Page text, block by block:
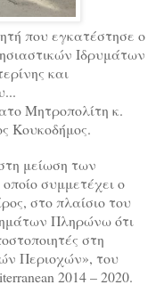
που εγκατέστησε ο
Ιδρυμάτων
και
Μητροπολίτη κ.
Κουκοδήμος.
μείωση των
συμμετέχει ο
στο πλαίσιο του
Πληρώνω ότι
στη
Περιοχών», του
2014 – 2020.